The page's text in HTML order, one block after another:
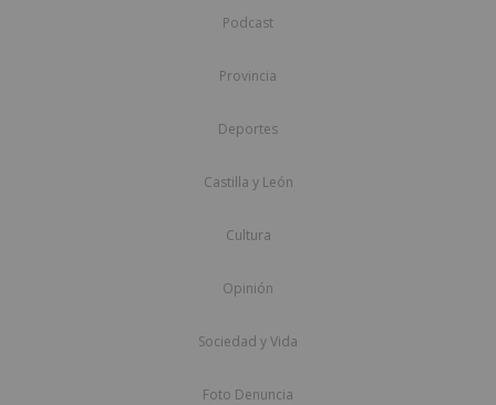
Podcast
Provincia
Deportes
Castilla y León
Cultura
Opinión
Sociedad y Vida
Foto Denuncia